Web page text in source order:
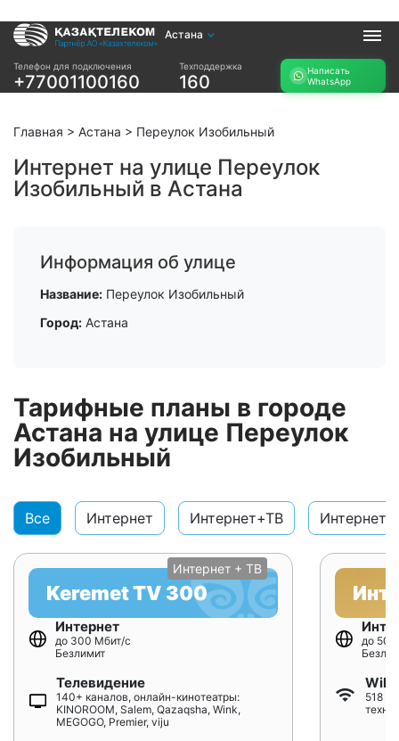
Астана
Телефон для подключения
+77001100160
Техподдержка
160
Написать
WhatsApp
Услуги
Интернет и ТВ в
Интернет и ТВ в
Интернет в офис
Прочее
возможность
названию ЖК
подбор тарифа
Подключиться к
Главная > Астана > Переулок Изобильный
Интернет на улице Переулок
Изобильный в Астана
Информация об улице
Название: Переулок Изобильный
Город: Астана
Тарифные планы в городе
Астана на улице Переулок
Изобильный
Все Интернет Интернет+ТВ
Интернет + ТВ
Keremet TV 300
Интернет
до 300 Мбит/с
Безлимит
Телевидение
140+ каналов, онлайн-кинотеатры:
KINOROOM, Salem, Qazaqsha, Wink,
MEGOGO, Premier, viju
до
518